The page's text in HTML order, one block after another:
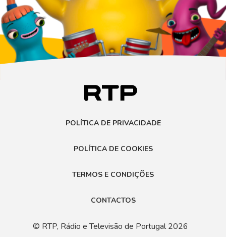
POLÍTICA DE PRIVACIDADE
POLÍTICA DE COOKIES
TERMOS E CONDIÇÕES
CONTACTOS
© RTP, Rádio e Televisão de Portugal 2026